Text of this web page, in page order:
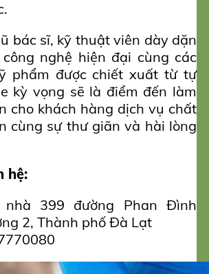
bác sĩ, kỹ thuật viên dày dặn
nghệ hiện đại cùng các
phẩm được chiết xuất từ tự
kỳ vọng sẽ là điểm đến làm
cho khách hàng dịch vụ chất
cùng sự thư giãn và hài lòng
hệ:
399 đường Phan Đình
2, Thành phố Đà Lạt